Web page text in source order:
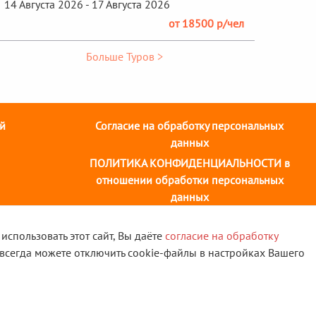
14 Августа 2026 - 17 Августа 2026
от 18500 р/чел
Больше Туров >
Согласие на обработку персональных
данных
ПОЛИТИКА КОНФИДЕНЦИАЛЬНОСТИ в
отношении обработки персональных
данных
58-14-58этот сайт, Вы даёте согласие на обработку
можете отключить cookie-файлы в настройках Вашего